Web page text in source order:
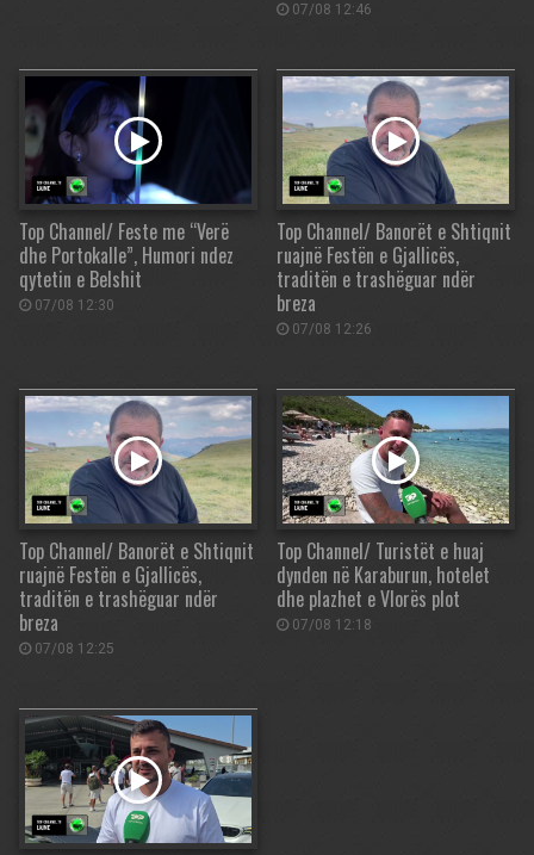
07/08 12:46
Top Channel/ Feste me “Verë
dhe Portokalle”, Humori ndez
qytetin e Belshit
07/08 12:30
Top Channel/ Banorët e Shtiqnit
ruajnë Festën e Gjallicës,
traditën e trashëguar ndër
breza
07/08 12:26
Top Channel/ Banorët e Shtiqnit
ruajnë Festën e Gjallicës,
traditën e trashëguar ndër
breza
07/08 12:25
Top Channel/ Turistët e huaj
dynden në Karaburun, hotelet
dhe plazhet e Vlorës plot
07/08 12:18